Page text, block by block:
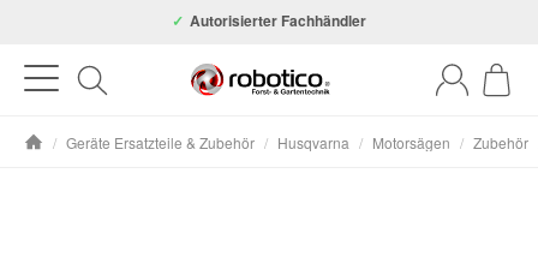
Autorisierter Fachhändler
/ Geräte Ersatzteile & Zubehör / Husqvarna / Motorsägen / Zubehör